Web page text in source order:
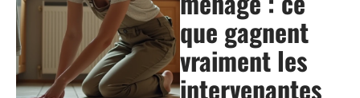
que gagnent
vraiment les
intervenantes